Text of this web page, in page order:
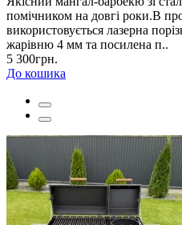
помічником на довгі роки.В
використовується лазерна
жарівню 4 мм та посилена п..
5 300грн.
До кошика